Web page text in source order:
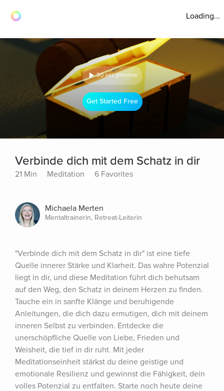
Loading...
30 sec preview
Get Started Free
Verbinde dich mit dem Schatz in dir
21 Min Meditation 6 Favorites
Michaela Merten
Mentaltrainerin, Retreat-Leiterin
"Verbinde dich mit dem Schatz in dir" ist eine tiefe
Quelle innerer Stärke und Klarheit. Das wahre Potenzial
liegt in dir, und diese Meditation führt dich behutsam
auf den Weg, den Schatz in deinem Herzen zu finden.
Tauche ein in sanfte Klänge und beruhigende
Anleitungen, die dich dazu ermutigen, dich mit deinem
inneren Selbst zu verbinden. Entdecke die
unerschöpfliche Quelle von Liebe, Frieden und
Weisheit, die tief in dir ruht. Mit jeder
Meditationseinheit stärkst du deine geistige und
emotionale Resilienz und gewinnst die Fähigkeit, dein
volles Potenzial zu entfalten. Starte noch heute deine